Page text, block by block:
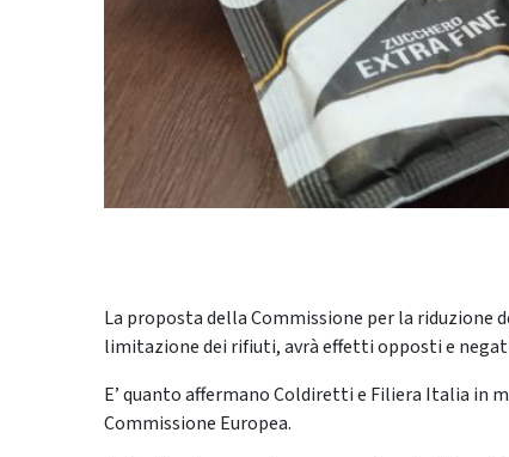
La proposta della Commissione per la
limitazione dei rifiuti, avrà effetti opposti e
E’ quanto affermano Coldiretti e Filiera Italia
Commissione Europea.